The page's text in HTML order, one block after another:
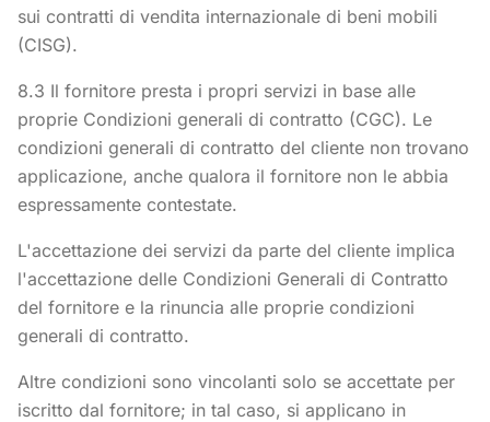
sui contratti di vendita internazionale di beni mobili
(CISG).
8.3 Il fornitore presta i propri servizi in base alle
proprie Condizioni generali di contratto (CGC). Le
condizioni generali di contratto del cliente non trovano
applicazione, anche qualora il fornitore non le abbia
espressamente contestate.
L'accettazione dei servizi da parte del cliente implica
l'accettazione delle Condizioni Generali di Contratto
del fornitore e la rinuncia alle proprie condizioni
generali di contratto.
Altre condizioni sono vincolanti solo se accettate per
iscritto dal fornitore; in tal caso, si applicano in